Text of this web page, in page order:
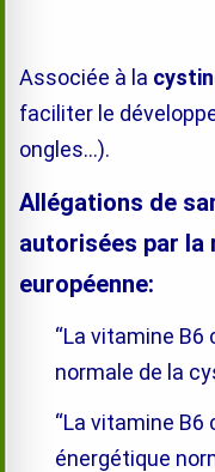
Associée à la
faciliter le
ongles…).
Allégations de
autorisées par la
européenne:
“La vitamine
normale de la
“La vitamine
énergétique